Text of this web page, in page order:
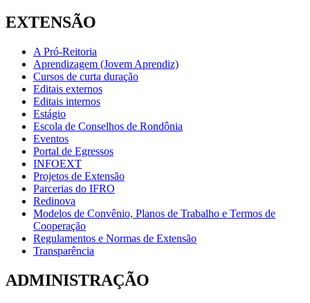
EXTENSÃO
A Pró-Reitoria
Aprendizagem (Jovem Aprendiz)
Cursos de curta duração
Editais externos
Editais internos
Estágio
Escola de Conselhos de Rondônia
Eventos
Portal de Egressos
INFOEXT
Projetos de Extensão
Parcerias do IFRO
Redinova
Modelos de Convênio, Planos de Trabalho e Termos de
Cooperação
Regulamentos e Normas de Extensão
Transparência
ADMINISTRAÇÃO